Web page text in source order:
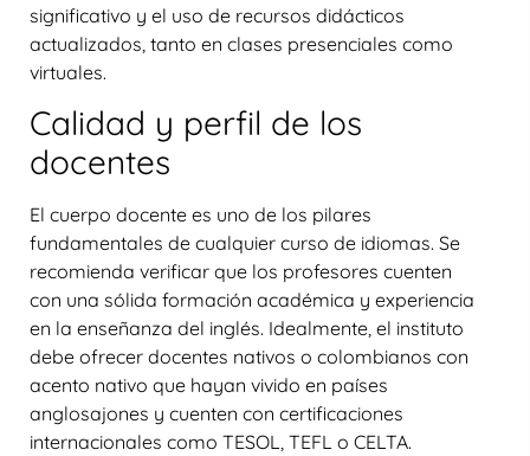
significativo y el uso de recursos didácticos
actualizados, tanto en clases presenciales como
virtuales.
Calidad y perfil de los
docentes
El cuerpo docente es uno de los pilares
fundamentales de cualquier curso de idiomas. Se
recomienda verificar que los profesores cuenten
con una sólida formación académica y experiencia
en la enseñanza del inglés. Idealmente, el instituto
debe ofrecer docentes nativos o colombianos con
acento nativo que hayan vivido en países
anglosajones y cuenten con certificaciones
internacionales como TESOL, TEFL o CELTA.